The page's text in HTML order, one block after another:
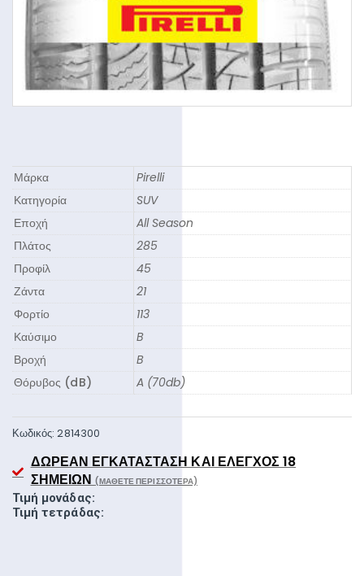
Μάρκα
Pirelli
Κατηγορία
SUV
Εποχή
All Season
Πλάτος
285
Προφίλ
45
Ζάντα
21
Φορτίο
113
Καύσιμο
B
Βροχή
B
Θόρυβος (dB)
A (70db)
Κωδικός:2814300
ΔΩΡΕΆΝ ΕΓΚΑΤΆΣΤΑΣΗ ΚΑΙ ΈΛΕΓΧΟΣ 18
ΣΗΜΕΊΩΝ (ΜΆΘΕΤΕ ΠΕΡΙΣΣΌΤΕΡΑ)
Τιμή μονάδας:
Τιμή τετράδας: